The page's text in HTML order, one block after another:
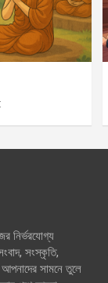
নির্ভরযোগ্য
সংস্কৃতি,
সামনে তুলে